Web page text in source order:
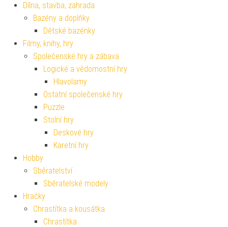
Dílna, stavba, zahrada
Bazény a doplňky
Dětské bazénky
Filmy, knihy, hry
Společenské hry a zábava
Logické a vědomostní hry
Hlavolamy
Ostatní společenské hry
Puzzle
Stolní hry
Deskové hry
Karetní hry
Hobby
Sběratelství
Sběratelské modely
Hračky
Chrastítka a kousátka
Chrastítka